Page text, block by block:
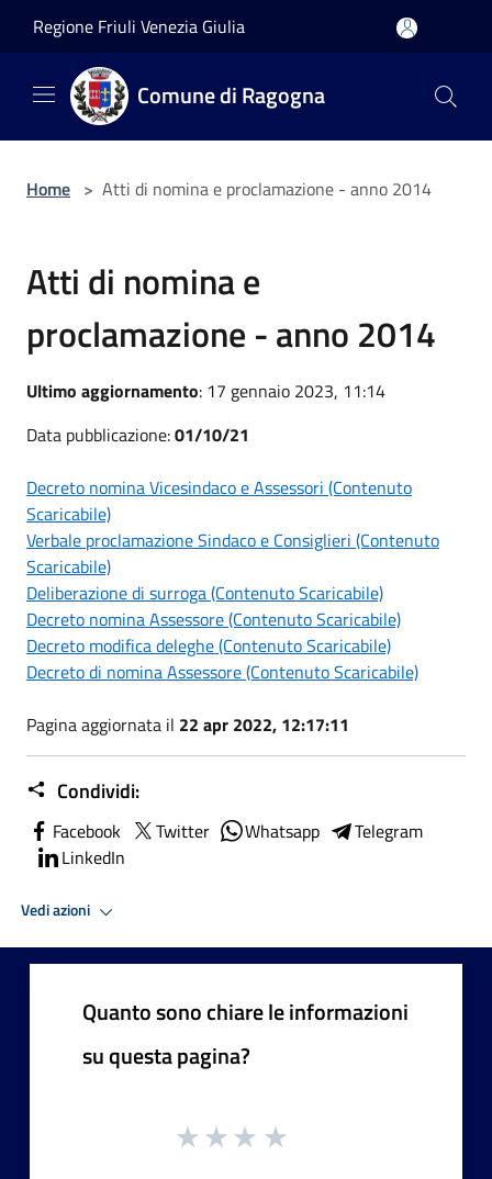
Regione Friuli Venezia Giulia
Comune di Ragogna
Home > Atti di nomina e proclamazione - anno 2014
Atti di nomina e
proclamazione - anno 2014
Ultimo aggiornamento: 17 gennaio 2023, 11:14
Data pubblicazione:01/10/21
Decreto nomina Vicesindaco e Assessori (Contenuto
Scaricabile)
Verbale proclamazione Sindaco e Consiglieri (Contenuto
Scaricabile)
Deliberazione di surroga (Contenuto Scaricabile)
Decreto nomina Assessore (Contenuto Scaricabile)
Decreto modifica deleghe (Contenuto Scaricabile)
Decreto di nomina Assessore (Contenuto Scaricabile)
Pagina aggiornata il 22 apr 2022, 12:17:11
Condividi:
Facebook Twitter Whatsapp
Telegram
LinkedIn
Vedi azioni
Quanto sono chiare le informazioni
su questa pagina?